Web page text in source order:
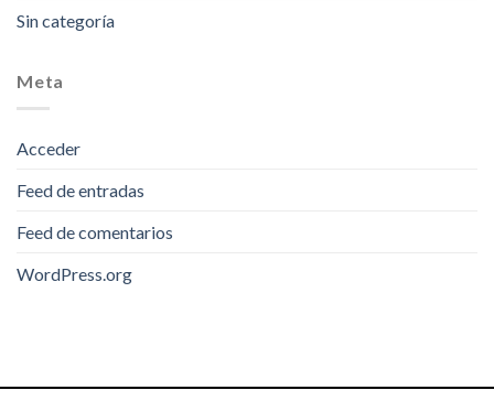
Sin categoría
Meta
Acceder
Feed de entradas
Feed de comentarios
WordPress.org